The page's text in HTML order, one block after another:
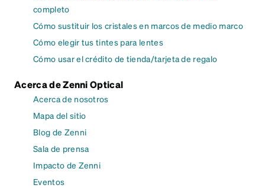
completo
Cómo sustituir los cristales en marcos de medio marco
Cómo elegir tus tintes para lentes
Cómo usar el crédito de tienda/tarjeta de regalo
Acerca de Zenni Optical
Acerca de nosotros
Mapa del sitio
Blog de Zenni
Sala de prensa
Impacto de Zenni
Eventos